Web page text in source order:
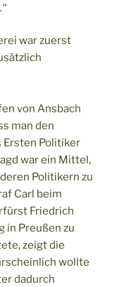
war zuerst
von Ansbach
man den
Ersten Politiker
war ein Mittel,
Politikern zu
Carl beim
Friedrich
in Preußen zu
zeigt die
wollte
dadurch